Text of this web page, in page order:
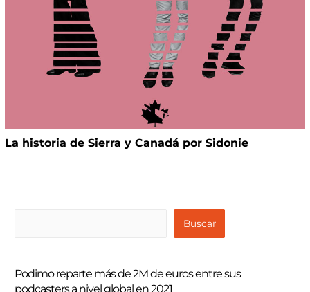
La historia de Sierra y Canadá por Sidonie
c
Buscar
Podimo reparte más de 2M de euros entre sus
podcasters a nivel global en 2021